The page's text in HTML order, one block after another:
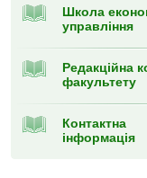
Школа
управління
Редакційна
факультету
Контактна
інформація